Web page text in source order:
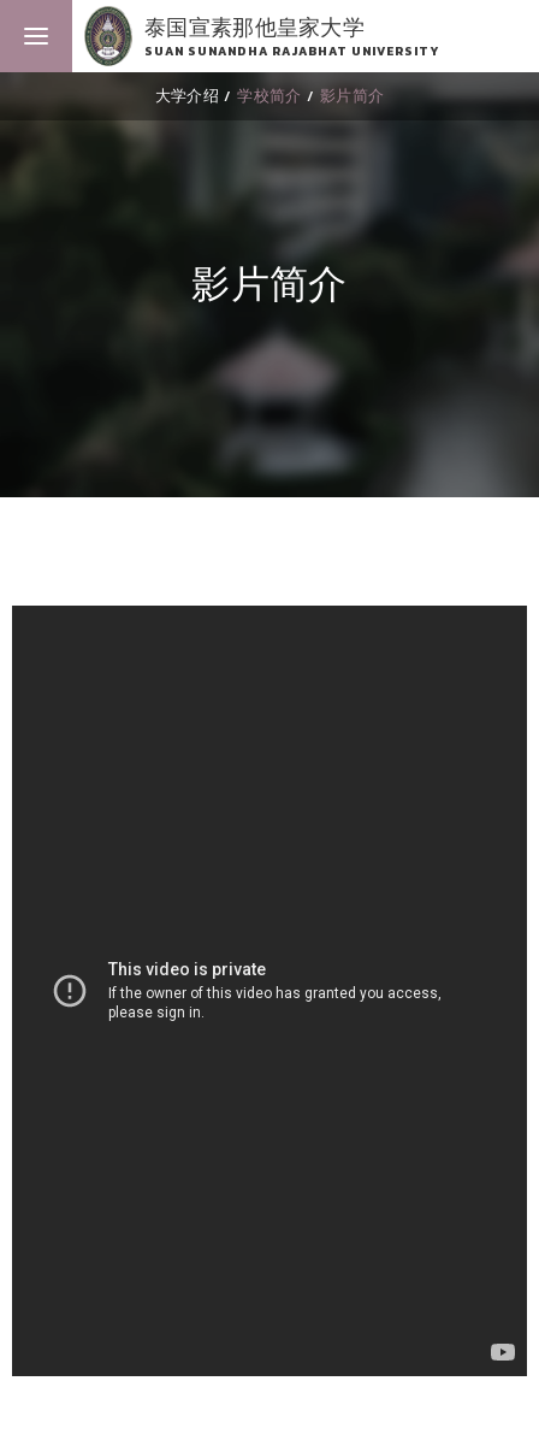
泰国宣素那他皇家大学
SUAN SUNANDHA RAJABHAT UNIVERSITY
大学介绍 学校简介 影片简介
影片简介